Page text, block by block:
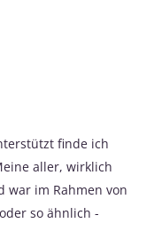
finde ich
aller, wirklich
war im Rahmen von
so ähnlich -